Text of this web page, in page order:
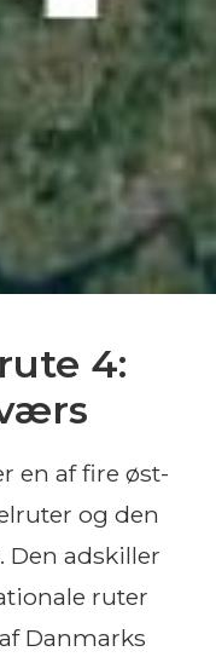
4:
en af fire øst-
og den
Den adskiller
ruter
Danmarks